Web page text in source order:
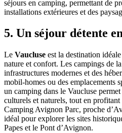
séjours en camping, permettant de
installations extérieures et des
5. Un séjour détente
Le Vaucluse est la destination
nature et confort. Les campings de
infrastructures modernes et des
mobil-homes ou des emplacements
un camping dans le Vaucluse
culturels et naturels, tout en profitant
Camping Avignon Parc, proche
idéal pour explorer les sites
Papes et le Pont d’Avignon.